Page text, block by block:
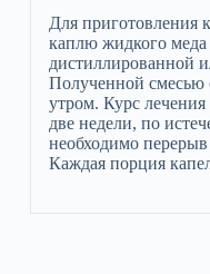
Для приготовления
каплю жидкого меда
дистиллированной
Полученной смесью
утром. Курс лечения
две недели, по
необходимо перерыв
Каждая порция